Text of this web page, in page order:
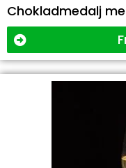
Chokladmedalj